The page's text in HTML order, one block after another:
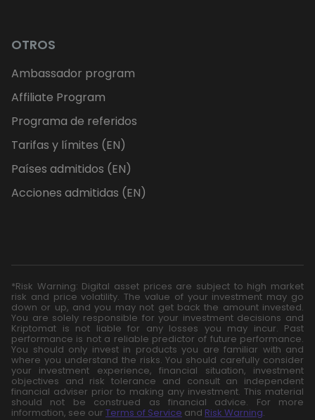
OTROS
Ambassador program
Affiliate Program
Programa de referidos
Tarifas y límites (EN)
Países admitidos (EN)
Acciones admitidas (EN)
*Risk Warning: Digital asset prices are subject to high market
risk and price volatility. The value of your investment may go
down or up, and you may not get back the amount invested.
You are solely responsible for your investment decisions and
Kriptomat is not liable for any losses you may incur. Past
performance is not a reliable predictor of future performance.
You should only invest in products you are familiar with and
where you understand the risks. You should carefully consider
your investment experience, financial situation, investment
objectives and risk tolerance and consult an independent
financial adviser prior to making any investment. This material
should not be construed as financial advice. For more
information, see our Terms of Service and Risk Warning.